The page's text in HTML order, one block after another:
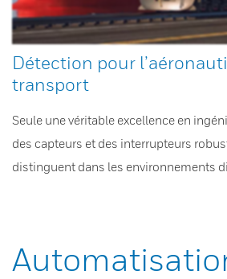
Détection pour
transport
Seule une véritable excellence en
des capteurs et des interrupteurs
distinguent dans les environnements